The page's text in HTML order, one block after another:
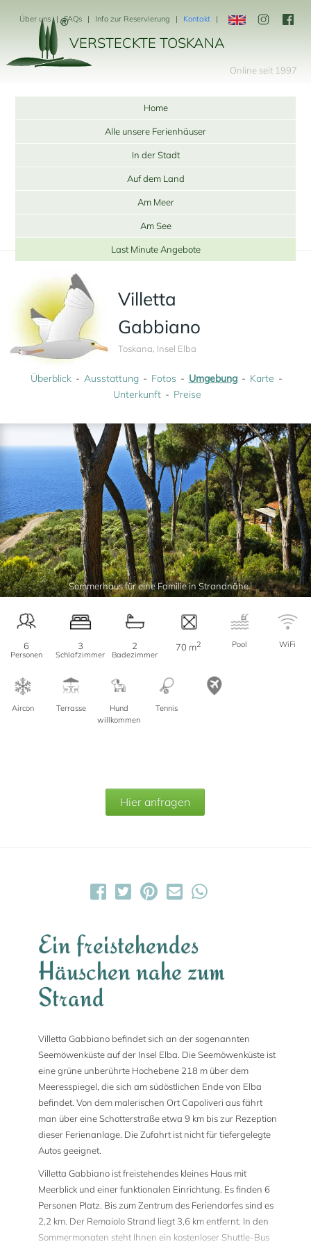
VERSTECKTE TOSKANA
Über uns FAQs Info zur Reservierung Kontakt
Online seit 1997
Home
Alle unsere Ferienhäuser
In der Stadt
Auf dem Land
Am Meer
Am See
Last Minute Angebote
Villetta
Gabbiano
Toskana, Insel Elba
Überblick Ausstattung Fotos Umgebung
Karte
Unterkunft
Preise
Sommerhaus für eine Familie in Strandnähe
6
Personen
3
Schlafzimmer
2
Badezimmer
70 m2 Pool WiFi
Aircon Terrasse
Hund
willkommen
Tennis
Hier anfragen
Ein freistehendes
Häuschen nahe zum
Strand
Villetta Gabbiano befindet sich an der sogenannten
Seemöwenküste auf der Insel Elba. Die Seemöwenküste ist
eine grüne unberührte Hochebene 218 m über dem
Meeresspiegel, die sich am südöstlichen Ende von Elba
befindet. Von dem malerischen Ort Capoliveri aus fährt
man über eine Schotterstraße etwa 9 km bis zur Rezeption
dieser Ferienanlage. Die Zufahrt ist nicht für tiefergelegte
Autos geeignet.
Villetta Gabbiano ist freistehendes kleines Haus mit
Meerblick und einer funktionalen Einrichtung. Es finden 6
Personen Platz. Bis zum Zentrum des Feriendorfes sind es
2,2 km. Der Remaiolo Strand liegt 3,6 km entfernt. In den
Sommermonaten steht Ihnen ein kostenloser Shuttle-Bus